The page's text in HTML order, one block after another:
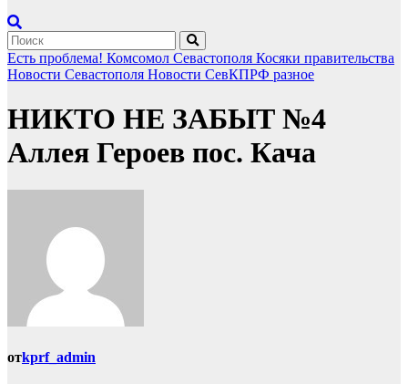
Есть проблема! Комсомол Севастополя Косяки правительства
Новости Севастополя Новости СевКПРФ разное
НИКТО НЕ ЗАБЫТ №4
Аллея Героев пос. Кача
отkprf_admin